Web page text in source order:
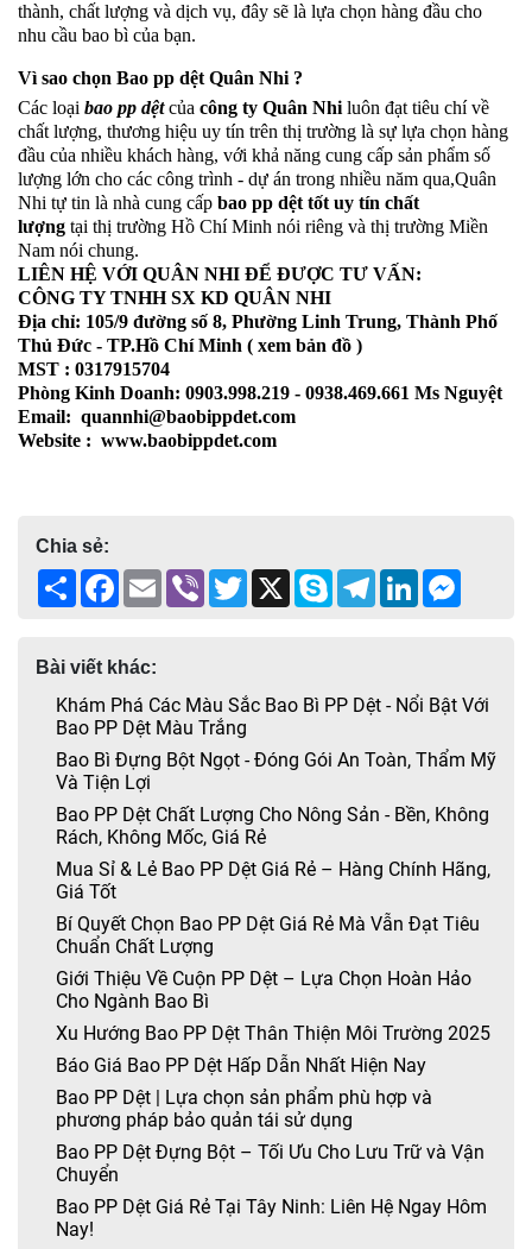
thành, chất lượng và dịch vụ, đây sẽ là lựa chọn hàng đầu cho
nhu cầu bao bì của bạn.
Vì sao chọn Bao pp dệt Quân Nhi ?
Các loại bao pp dệtcủa công ty Quân Nhi luôn đạt tiêu chí về
chất lượng, thương hiệu uy tín trên thị trường là sự lựa chọn hàng
đầu của nhiều khách hàng, với khả năng cung cấp sản phẩm số
lượng lớn cho các công trình - dự án trong nhiều năm qua,Quân
Nhi tự tin là nhà cung cấp bao pp dệt tốt uy tín chất
lượng tại thị trường Hồ Chí Minh nói riêng và thị trường Miền
Nam nói chung.
LIÊN HỆ VỚI QUÂN NHI ĐỂ ĐƯỢC TƯ VẤN:
CÔNG TY TNHH SX KD QUÂN NHI
Địa chỉ: 105/9 đường số 8, Phường Linh Trung, Thành Phố
Thủ Đức - TP.Hồ Chí Minh ( xem bản đồ )
MST : 0317915704
Phòng Kinh Doanh: 0903.998.219 - 0938.469.661 Ms Nguyệt
Email: quannhi@baobippdet.com
Website : www.baobippdet.com
Chia sẻ:
ShareFacebook
EmailViber Twitter
X SkypeTelegramLinkedIn
Bài viết khác:
Khám Phá Các Màu Sắc Bao Bì PP Dệt - Nổi Bật Với
Bao PP Dệt Màu Trắng
Bao Bì Đựng Bột Ngọt - Đóng Gói An Toàn, Thẩm Mỹ
Và Tiện Lợi
Bao PP Dệt Chất Lượng Cho Nông Sản - Bền, Không
Rách, Không Mốc, Giá Rẻ
Mua Sỉ & Lẻ Bao PP Dệt Giá Rẻ – Hàng Chính Hãng,
Giá Tốt
Bí Quyết Chọn Bao PP Dệt Giá Rẻ Mà Vẫn Đạt Tiêu
Chuẩn Chất Lượng
Giới Thiệu Về Cuộn PP Dệt – Lựa Chọn Hoàn Hảo
Cho Ngành Bao Bì
Xu Hướng Bao PP Dệt Thân Thiện Môi Trường 2025
Báo Giá Bao PP Dệt Hấp Dẫn Nhất Hiện Nay
Bao PP Dệt | Lựa chọn sản phẩm phù hợp và
phương pháp bảo quản tái sử dụng
Bao PP Dệt Đựng Bột – Tối Ưu Cho Lưu Trữ và Vận
Chuyển
Bao PP Dệt Giá Rẻ Tại Tây Ninh: Liên Hệ Ngay Hôm
Nay!